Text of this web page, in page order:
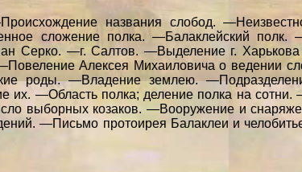
названия слобод.
сложение полка. —Балаклейский
Серко. —г. Салтов. —Выделение г.
Алексея Михаиловича о ведении
роды. —Владение землею.
—Область полка; деление полка на сотни.
выборных козаков. —Вооружение и
—Письмо протоирея Балаклеи и